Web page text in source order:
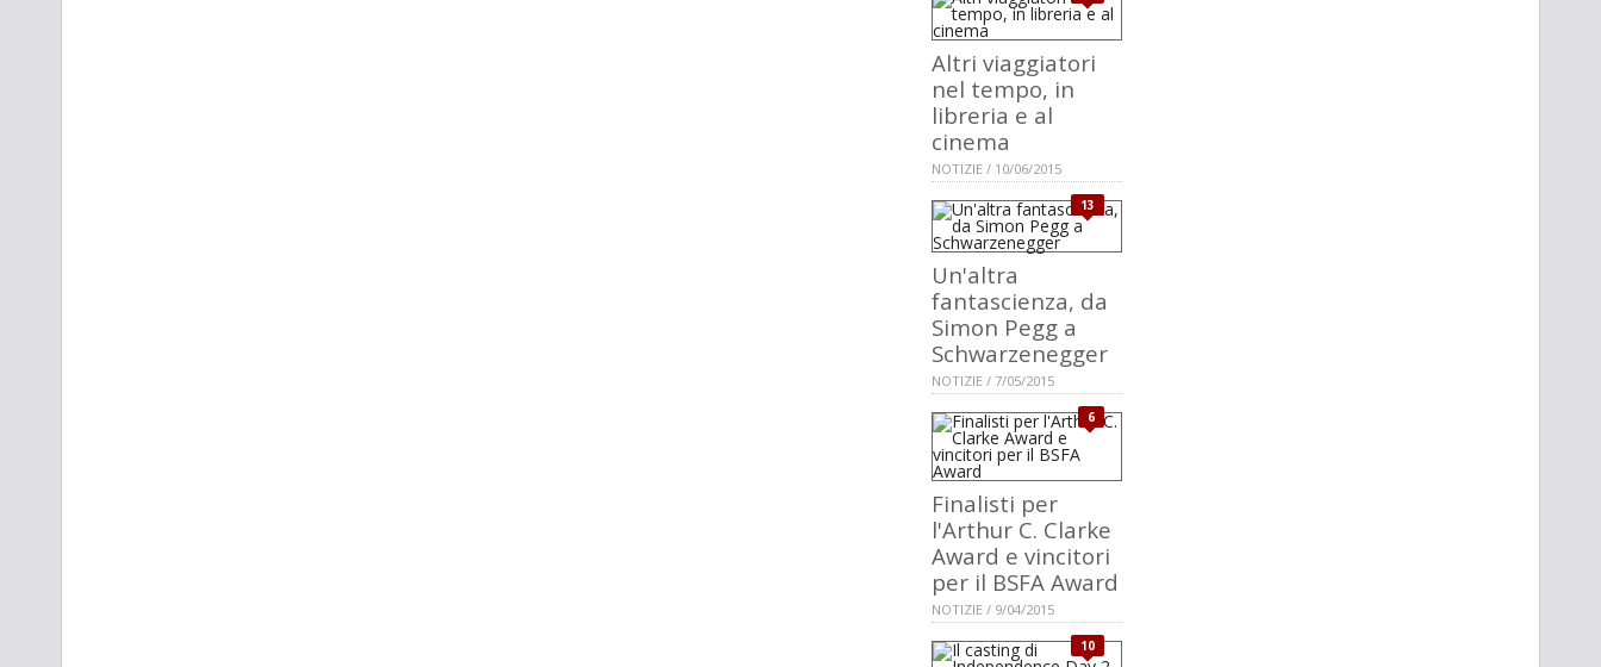
Altri viaggiatori
nel tempo, in
libreria e al
cinema
NOTIZIE / 10/06/2015
13
Un'altra
fantascienza, da
Simon Pegg a
Schwarzenegger
NOTIZIE / 7/05/2015
6
Finalisti per
l'Arthur C. Clarke
Award e vincitori
per il BSFA Award
NOTIZIE / 9/04/2015
10